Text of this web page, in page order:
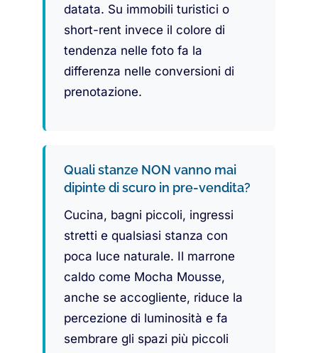
datata. Su immobili turistici o
short-rent invece il colore di
tendenza nelle foto fa la
differenza nelle conversioni di
prenotazione.
Quali stanze NON vanno mai
dipinte di scuro in pre-vendita?
Cucina, bagni piccoli, ingressi
stretti e qualsiasi stanza con
poca luce naturale. Il marrone
caldo come Mocha Mousse,
anche se accogliente, riduce la
percezione di luminosità e fa
sembrare gli spazi più piccoli